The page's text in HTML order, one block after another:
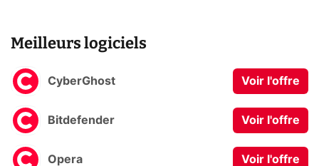
Meilleurs logiciels
CyberGhost Voir l'offre
Bitdefender Voir l'offre
Opera Voir l'offre